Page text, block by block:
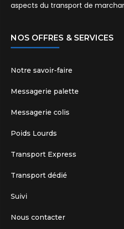
aspects du transport de
NOS OFFRES & SERVICES
Notre savoir-faire
Messagerie palette
Messagerie colis
Poids Lourds
Transport Express
Transport dédié
Suivi
Nous contacter